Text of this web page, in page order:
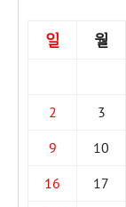
일 월
2
3
9
10
16
17